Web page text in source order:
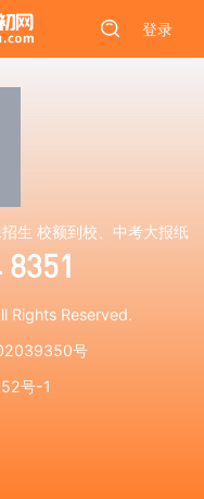
登录
生 校额到校、中考大报纸
8351
Rights Reserved.
号
号-1